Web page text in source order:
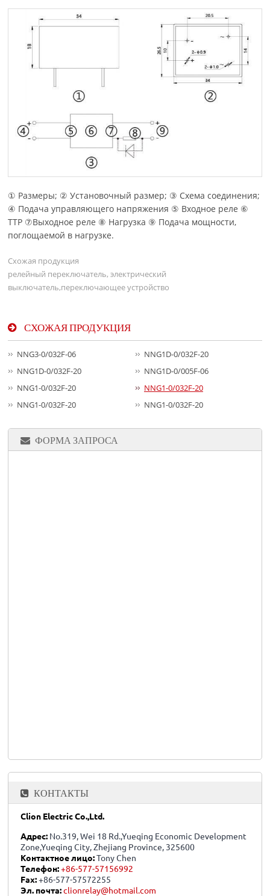
① Размеры; ② Установочный размер; ③ Схема соединения;
④ Подача управляющего напряжения ⑤ Входное реле ⑥
ТТР ⑦Выходное реле ⑧ Нагрузка ⑨ Подача мощности,
поглощаемой в нагрузке.
Схожая продукция
релейный переключатель, электрический
выключатель,переключающее устройство
СХОЖАЯ ПРОДУКЦИЯ
NNG3-0/032F-06
NNG1D-0/032F-20
NNG1D-0/032F-20
NNG1D-0/005F-06
NNG1-0/032F-20
NNG1-0/032F-20
NNG1-0/032F-20
NNG1-0/032F-20
ФОРМА ЗАПРОСА
КОНТАКТЫ
Clion Electric Co.,Ltd.
Адрес: No.319, Wei 18 Rd.,Yueqing Economic Development
Zone,Yueqing City, Zhejiang Province, 325600
Контактное лицо:Tony Chen
Телефон: +86-577-57156992
Fax:+86-577-57572255
Эл. почта: clionrelay@hotmail.com